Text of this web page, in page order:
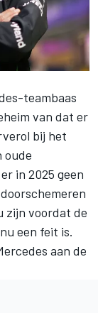
teambaas
van dat er
bij het
oude
in 2025 geen
zijn voordat de
een feit is.
aan de